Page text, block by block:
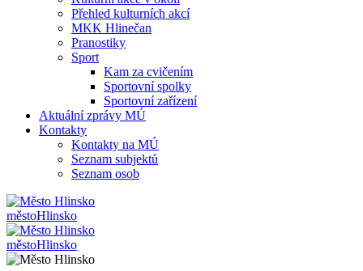
Přehled kulturních akcí
MKK Hlinečan
Pranostiky
Sport
Kam za cvičením
Sportovní spolky
Sportovní zařízení
Aktuální zprávy MÚ
Kontakty
Kontakty na MÚ
Seznam subjektů
Seznam osob
městoHlinsko
městoHlinsko